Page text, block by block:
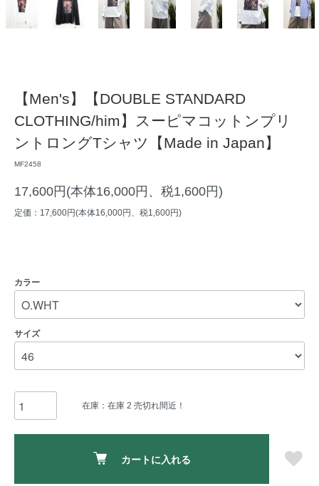
【Men's】【DOUBLE STANDARD
CLOTHING/him】スーピマコットンプリ
ントロングTシャツ【Made in Japan】
MF2458
17,600円(本体16,000円、税1,600円)
定価：17,600円(本体16,000円、税1,600円)
カラー
サイズ
在庫：在庫 2 売切れ間近！
カートに入れる